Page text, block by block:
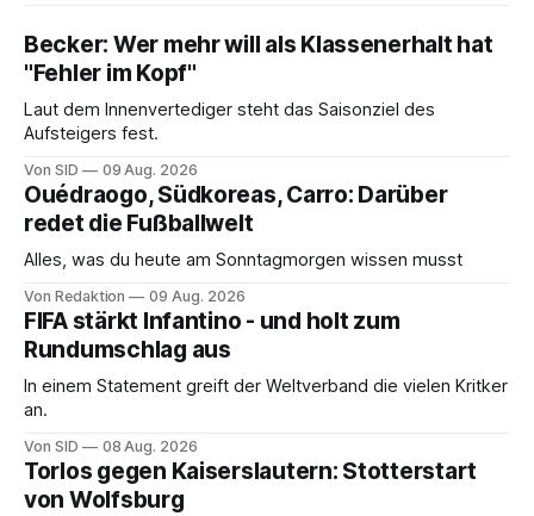
Becker: Wer mehr will als Klassenerhalt hat
"Fehler im Kopf"
Laut dem Innenvertediger steht das Saisonziel des
Aufsteigers fest.
Von SID 09 Aug. 2026
Ouédraogo, Südkoreas, Carro: Darüber
redet die Fußballwelt
Alles, was du heute am Sonntagmorgen wissen musst
Von Redaktion 09 Aug. 2026
FIFA stärkt Infantino - und holt zum
Rundumschlag aus
In einem Statement greift der Weltverband die vielen Kritker
an.
Von SID 08 Aug. 2026
Torlos gegen Kaiserslautern: Stotterstart
von Wolfsburg